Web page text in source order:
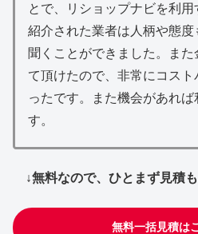
とで、リショップナビを利用
紹介された業者は人柄や態
聞くことができました。ま
て頂けたので、非常にコス
ったです。また機会があれば
す。
↓無料なので、ひとまず見積
無料一括見積は